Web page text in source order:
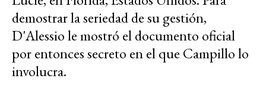
demostrar la seriedad de su gestión,
D'Alessio le mostró el documento oficial
por entonces secreto en el que Campillo lo
involucra.